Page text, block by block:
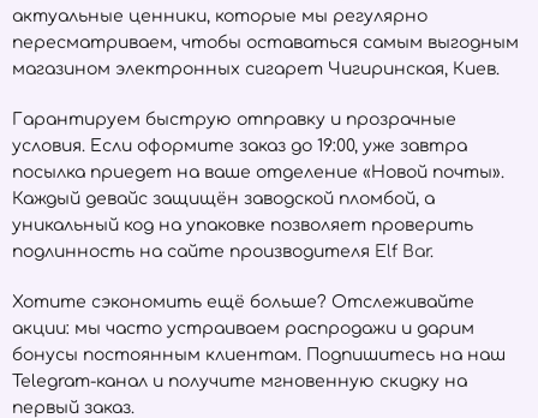
актуальные ценники, которые мы регулярно
пересматриваем, чтобы оставаться самым выгодным
магазином электронных сигарет Чигиринская, Киев.
Гарантируем быструю отправку и прозрачные
условия. Если оформите заказ до 19:00, уже завтра
посылка приедет на ваше отделение «Новой почты».
Каждый девайс защищён заводской пломбой, а
уникальный код на упаковке позволяет проверить
подлинность на сайте производителя Elf Bar.
Хотите сэкономить ещё больше? Отслеживайте
акции: мы часто устраиваем распродажи и дарим
бонусы постоянным клиентам. Подпишитесь на наш
Telegram-канал и получите мгновенную скидку на
первый заказ.